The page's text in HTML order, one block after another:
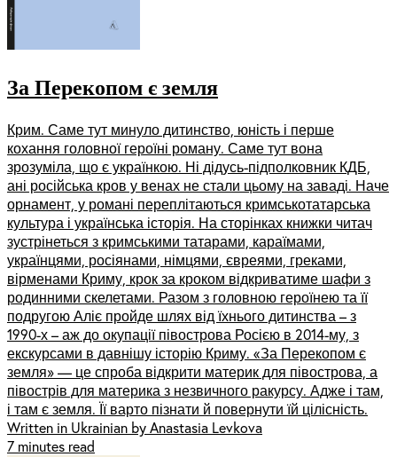
За Перекопом є земля
Крим. Саме тут минуло дитинство, юність і перше
кохання головної героїні роману. Саме тут вона
зрозуміла, що є українкою. Ні дідусь-підполковник КДБ,
ані російська кров у венах не стали цьому на заваді. Наче
орнамент, у романі переплітаються кримськотатарська
культура і українська історія. На сторінках книжки читач
зустрінеться з кримськими татарами, караїмами,
українцями, росіянами, німцями, євреями, греками,
вірменами Криму, крок за кроком відкриватиме шафи з
родинними скелетами. Разом з головною героїнею та її
подругою Аліє пройде шлях від їхнього дитинства – з
1990-х – аж до окупації півострова Росією в 2014-му, з
екскурсами в давнішу історію Криму. «За Перекопом є
земля» — це спроба відкрити материк для півострова, а
півострів для материка з незвичного ракурсу. Адже і там,
і там є земля. Її варто пізнати й повернути їй цілісність.
Written in Ukrainian by Anastasia Levkova
7 minutes read